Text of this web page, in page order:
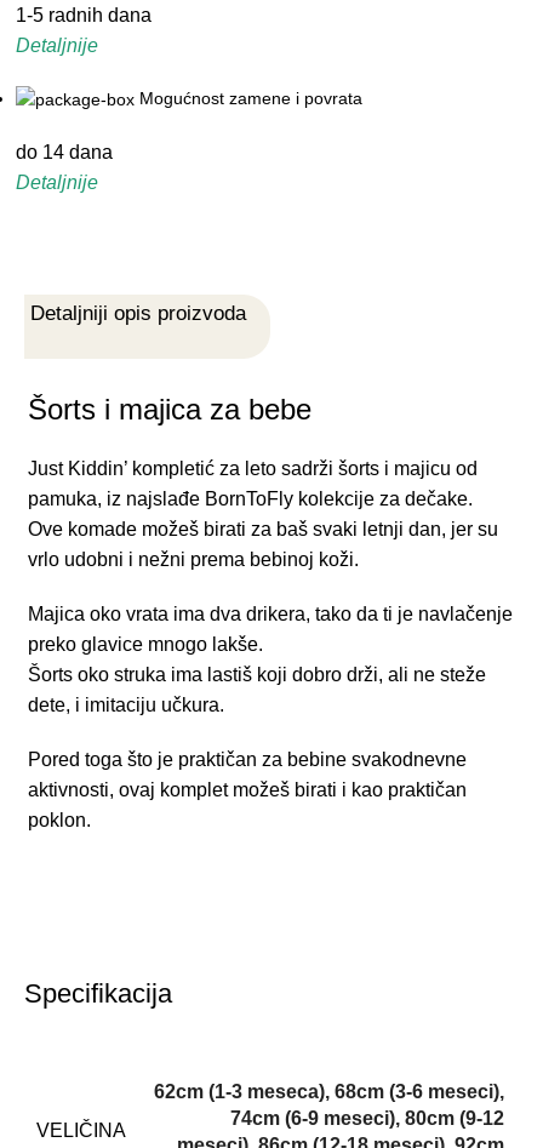
1-5 radnih dana
Detaljnije
Mogućnost zamene i povrata
do 14 dana
Detaljnije
Detaljniji opis proizvoda
Šorts i majica za bebe
Just Kiddin’ kompletić za leto sadrži šorts i majicu od
pamuka, iz najslađe BornToFly kolekcije za dečake.
Ove komade možeš birati za baš svaki letnji dan, jer su
vrlo udobni i nežni prema bebinoj koži.
Majica oko vrata ima dva drikera, tako da ti je navlačenje
preko glavice mnogo lakše.
Šorts oko struka ima lastiš koji dobro drži, ali ne steže
dete, i imitaciju učkura.
Pored toga što je praktičan za bebine svakodnevne
aktivnosti, ovaj komplet možeš birati i kao praktičan
poklon.
Specifikacija
VELIČINA
62cm (1-3 meseca), 68cm (3-6 meseci),
74cm (6-9 meseci), 80cm (9-12